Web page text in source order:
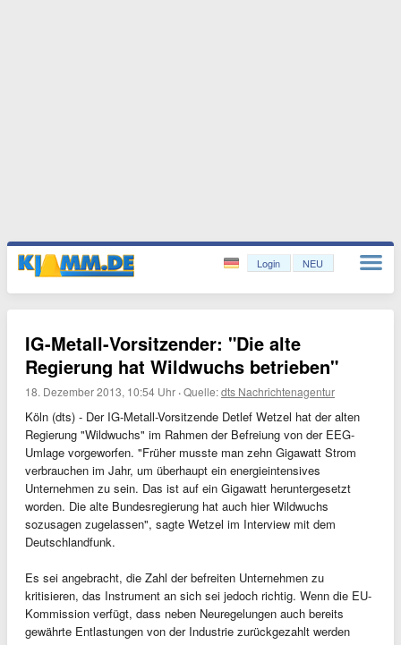
Login NEU
IG-Metall-Vorsitzender: "Die alte
Regierung hat Wildwuchs betrieben"
18. Dezember 2013, 10:54 Uhr ·Quelle:dts Nachrichtenagentur
Köln (dts) - Der IG-Metall-Vorsitzende Detlef Wetzel hat der alten
Regierung "Wildwuchs" im Rahmen der Befreiung von der EEG-
Umlage vorgeworfen. "Früher musste man zehn Gigawatt Strom
verbrauchen im Jahr, um überhaupt ein energieintensives
Unternehmen zu sein. Das ist auf ein Gigawatt heruntergesetzt
worden. Die alte Bundesregierung hat auch hier Wildwuchs
sozusagen zugelassen", sagte Wetzel im Interview mit dem
Deutschlandfunk.
Es sei angebracht, die Zahl der befreiten Unternehmen zu
kritisieren, das Instrument an sich sei jedoch richtig. Wenn die EU-
Kommission verfügt, dass neben Neuregelungen auch bereits
gewährte Entlastungen von der Industrie zurückgezahlt werden